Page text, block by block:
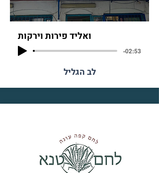
ואליד פירות וירקות
-02:53
לב הגליל